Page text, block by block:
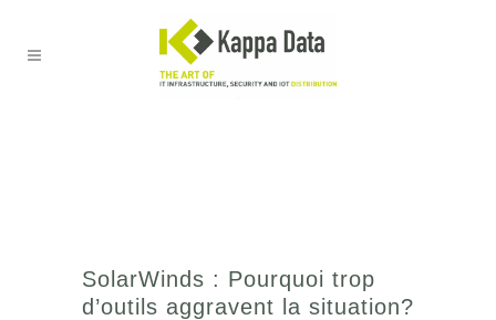
SolarWinds : Pourquoi trop
d’outils aggravent la situation?